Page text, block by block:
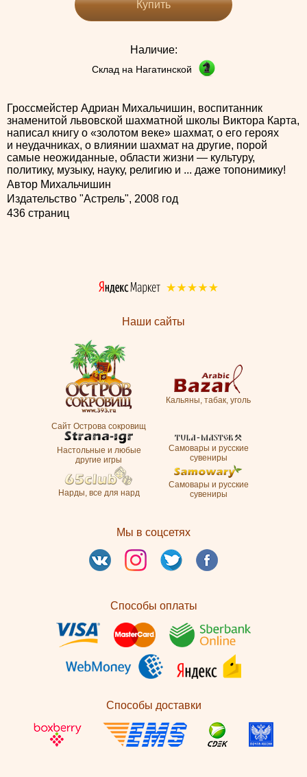
Купить
Наличие:
Склад на Нагатинской
Гроссмейстер Адриан Михальчишин, воспитанник
знаменитой львовской шахматной школы Виктора Карта,
написал книгу о «золотом веке» шахмат, о его героях
и неудачниках, о влиянии шахмат на другие, порой
самые неожиданные, области жизни — культуру,
политику, музыку, науку, религию и ... даже топонимику!
Автор Михальчишин
Издательство "Астрель", 2008 год
436 страниц
Наши сайты
Сайт Острова сокровищ
Кальяны, табак, уголь
Настольные и любые
другие игры
Самовары и русские
сувениры
Нарды, все для нард
Самовары и русские
сувениры
Мы в соцсетях
Способы оплаты
Способы доставки